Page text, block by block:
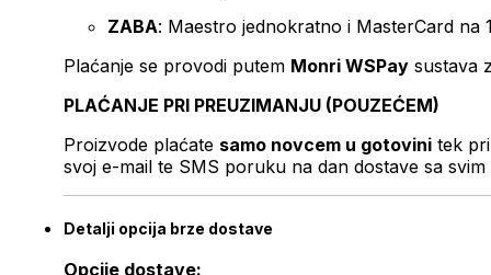
ZABA: Maestro jednokratno i MasterCard na
Plaćanje se provodi putem Monri WSPay sustava
PLAĆANJE PRI PREUZIMANJU (POUZEĆEM)
Proizvode plaćate samo novcem u gotovini tek
svoj e-mail te SMS poruku na dan dostave sa svim
Detalji opcija brze dostave
Opcije dostave: